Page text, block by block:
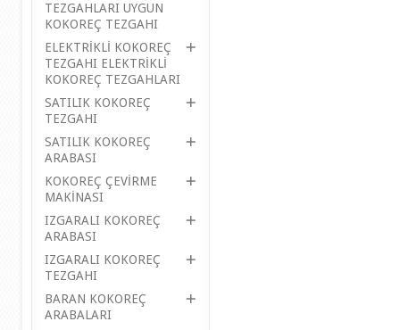
TEZGAHLARI UYGUN
KOKOREÇ TEZGAHI
ELEKTRİKLİ KOKOREÇ
TEZGAHI ELEKTRİKLİ
KOKOREÇ TEZGAHLARI
SATILIK KOKOREÇ
TEZGAHI
SATILIK KOKOREÇ
ARABASI
KOKOREÇ ÇEVİRME
MAKİNASI
IZGARALI KOKOREÇ
ARABASI
IZGARALI KOKOREÇ
TEZGAHI
BARAN KOKOREÇ
ARABALARI